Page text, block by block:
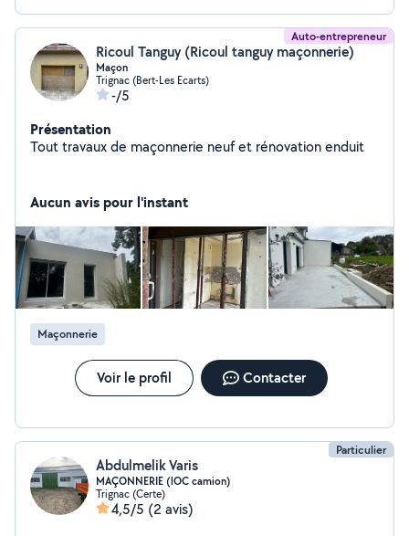
Auto-entrepreneur
Ricoul Tanguy (Ricoul tanguy maçonnerie)
Maçon
Trignac (Bert-Les Ecarts)
-/5
Présentation
Tout travaux de maçonnerie neuf et rénovation enduit
Aucun avis pour l'instant
Maçonnerie
Voir le profil Contacter
Particulier
Abdulmelik Varis
MAÇONNERIE (lOC camion)
Trignac (Certe)
4,5/5 (2 avis)